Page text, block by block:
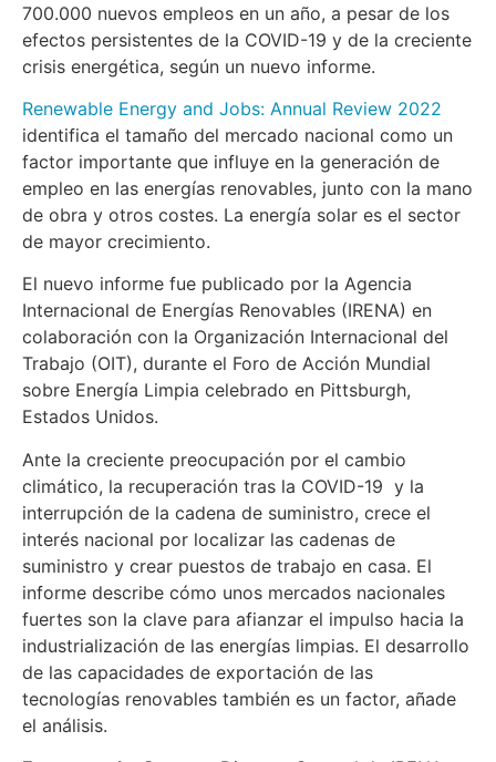
700.000 nuevos empleos en un año, a pesar de los
efectos persistentes de la COVID-19 y de la creciente
crisis energética, según un nuevo informe.
Renewable Energy and Jobs: Annual Review 2022
identifica el tamaño del mercado nacional como un
factor importante que influye en la generación de
empleo en las energías renovables, junto con la mano
de obra y otros costes. La energía solar es el sector
de mayor crecimiento.
El nuevo informe fue publicado por la Agencia
Internacional de Energías Renovables (IRENA) en
colaboración con la Organización Internacional del
Trabajo (OIT), durante el Foro de Acción Mundial
sobre Energía Limpia celebrado en Pittsburgh,
Estados Unidos.
Ante la creciente preocupación por el cambio
climático, la recuperación tras la COVID-19 y la
interrupción de la cadena de suministro, crece el
interés nacional por localizar las cadenas de
suministro y crear puestos de trabajo en casa. El
informe describe cómo unos mercados nacionales
fuertes son la clave para afianzar el impulso hacia la
industrialización de las energías limpias. El desarrollo
de las capacidades de exportación de las
tecnologías renovables también es un factor, añade
el análisis.